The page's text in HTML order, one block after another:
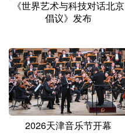
English Español
Deutsch Português
《世界艺术与科技对话北京
倡议》发布
2026天津音乐节开幕